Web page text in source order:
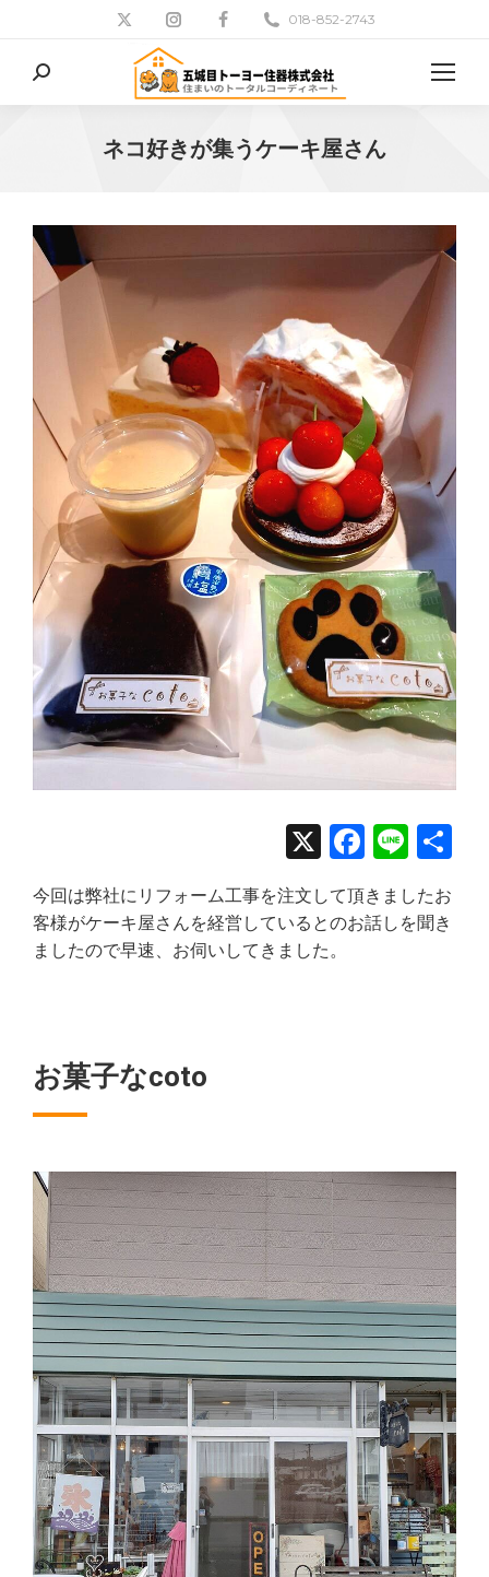
018-852-2743
検
索:
ネコ好きが集うケーキ屋さん
X Line
今回は弊社にリフォーム工事を注文して頂きましたお
客様がケーキ屋さんを経営しているとのお話しを聞き
ましたので早速、お伺いしてきました。
お菓子なcoto